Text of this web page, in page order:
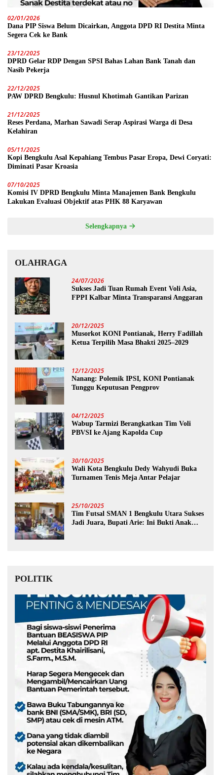
02/01/2026
Dana PIP Siswa Belum Dicairkan, Anggota DPD RI Destita Minta
Segera Cek ke Bank
23/12/2025
DPRD Gelar RDP Dengan SPSI Bahas Lahan Bank Tanah dan
Nasib Pekerja
22/12/2025
PAW DPRD Bengkulu: Husnul Khotimah Gantikan Parizan
21/12/2025
Reses Perdana, Marhan Sawadi Serap Aspirasi Warga di Desa
Kelahiran
05/11/2025
Kopi Bengkulu Asal Kepahiang Tembus Pasar Eropa, Dewi Coryati:
Diminati Pasar Kroasia
07/10/2025
Komisi IV DPRD Bengkulu Minta Manajemen Bank Bengkulu
Lakukan Evaluasi Objektif atas PHK 88 Karyawan
Selengkapnya
OLAHRAGA
24/07/2026
Sukses Jadi Tuan Rumah Event Voli Asia,
FPPI Kalbar Minta Transparansi Anggaran
20/12/2025
Musorkot KONI Pontianak, Herry Fadillah
Ketua Terpilih Masa Bhakti 2025–2029
12/12/2025
Nanang: Polemik IPSI, KONI Pontianak
Tunggu Keputusan Pengprov
04/12/2025
Wabup Tarmizi Berangkatkan Tim Voli
PBVSI ke Ajang Kapolda Cup
30/10/2025
Wali Kota Bengkulu Dedy Wahyudi Buka
Turnamen Tenis Meja Antar Pelajar
25/10/2025
Tim Futsal SMAN 1 Bengkulu Utara Sukses
Jadi Juara, Bupati Arie: Ini Bukti Anak
POLITIK